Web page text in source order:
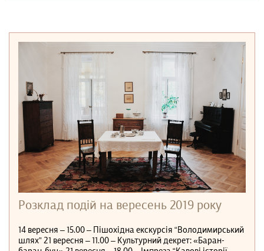
Розклад подій на вересень 2019 року
14 вересня ‒ 15.00 ‒ Пішохідна екскурсія “Володимирський
шлях” 21 вересня ‒ 11.00 ‒ Культурний декрет: «Баран-